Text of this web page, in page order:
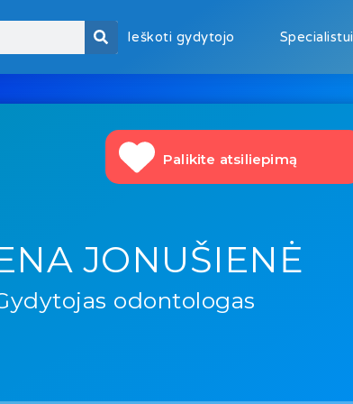
Ieškoti gydytojo Specialistui
Palikite atsiliepimą
JONUŠIENĖ
odontologas